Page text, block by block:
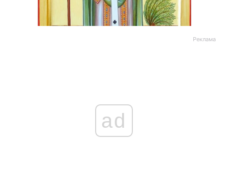
Реклама
ad